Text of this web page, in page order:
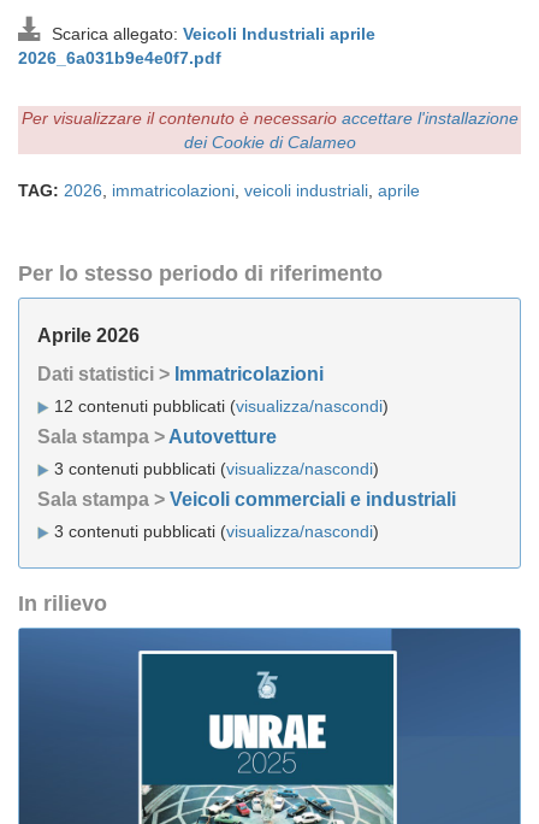
Scarica allegato: Veicoli Industriali aprile
2026_6a031b9e4e0f7.pdf
Per visualizzare il contenuto è necessario accettare l'installazione
dei Cookie di Calameo
TAG: 2026 immatricolazioni veicoli industriali aprile
Per lo stesso periodo di riferimento
Aprile 2026
Dati statistici > Immatricolazioni
12 contenuti pubblicati (visualizza/nascondi)
Sala stampa > Autovetture
3 contenuti pubblicati (visualizza/nascondi)
Sala stampa > Veicoli commerciali e industriali
3 contenuti pubblicati (visualizza/nascondi)
In rilievo